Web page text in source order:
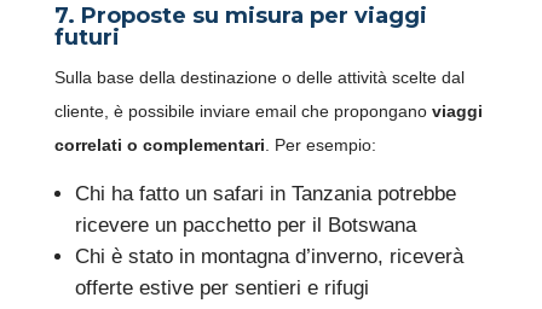
7. Proposte su misura per viaggi
futuri
Sulla base della destinazione o delle attività scelte dal
cliente, è possibile inviare email che propongano viaggi
correlati o complementari . Per esempio:
Chi ha fatto un safari in Tanzania potrebbe
ricevere un pacchetto per il Botswana
Chi è stato in montagna d’inverno, riceverà
offerte estive per sentieri e rifugi